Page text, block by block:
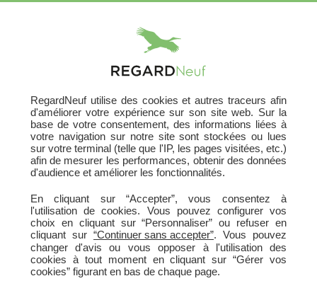
Acheter Votre Logement
630 programmes neufs
En France
HABITER ou INVESTIR
RegardNeuf utilise des cookies et autres traceurs afin
d'améliorer votre expérience sur son site web. Sur la
base de votre consentement, des informations liées à
votre navigation sur notre site sont stockées ou lues
sur votre terminal (telle que l'IP, les pages visitées, etc.)
afin de mesurer les performances, obtenir des données
d'audience et améliorer les fonctionnalités.
En cliquant sur “Accepter”, vous consentez à
l'utilisation de cookies. Vous pouvez configurer vos
choix en cliquant sur “Personnaliser” ou refuser en
cliquant sur “Continuer sans accepter”. Vous pouvez
changer d'avis ou vous opposer à l'utilisation des
cookies à tout moment en cliquant sur “Gérer vos
cookies” figurant en bas de chaque page.